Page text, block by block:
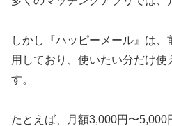
しかし『ハッピーメール』は
用しており、使いたい分だけ使
す。
たとえば、月額3,000円〜